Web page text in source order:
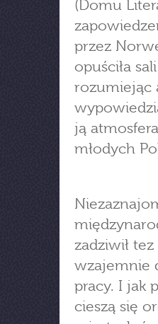
(Domu
przez
opuściła
rozumiejąc
ją
młodych
zadziwił
wzajemnie
pracy. I jak
cieszą się